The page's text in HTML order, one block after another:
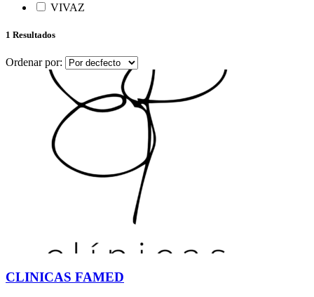
VIVAZ
1 Resultados
Ordenar por:
CLINICAS FAMED